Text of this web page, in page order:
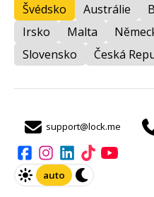
Švédsko Austrálie
Irsko
Malta
Slovensko
Česká
support@lock.me
auto